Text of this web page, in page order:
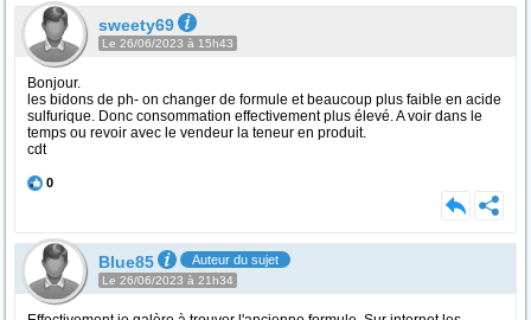
sweety69
Le 26/06/2023 à 15h43
Bonjour.
les bidons de ph- on changer de formule et beaucoup plus faible en acide
sulfurique. Donc consommation effectivement plus élevé. A voir dans le
temps ou revoir avec le vendeur la teneur en produit.
cdt
0
Blue85 Auteur du sujet
Le 26/06/2023 à 21h34